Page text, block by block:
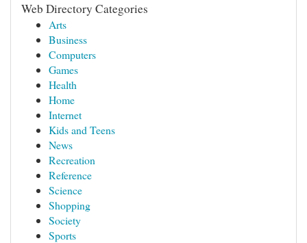
Web Directory Categories
Arts
Business
Computers
Games
Health
Home
Internet
Kids and Teens
News
Recreation
Reference
Science
Shopping
Society
Sports